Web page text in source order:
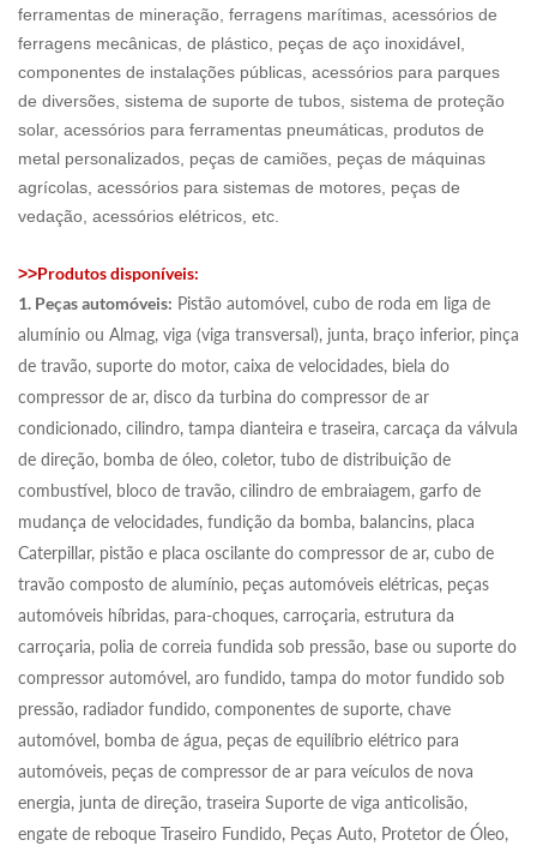
ferramentas de mineração, ferragens marítimas, acessórios de
ferragens mecânicas, de plástico, peças de aço inoxidável,
componentes de instalações públicas, acessórios para parques
de diversões, sistema de suporte de tubos, sistema de proteção
solar, acessórios para ferramentas pneumáticas, produtos de
metal personalizados, peças de camiões, peças de máquinas
agrícolas, acessórios para sistemas de motores, peças de
vedação, acessórios elétricos, etc.
>>Produtos disponíveis:
1. Peças automóveis: Pistão automóvel, cubo de roda em liga de
alumínio ou Almag, viga (viga transversal), junta, braço inferior, pinça
de travão, suporte do motor, caixa de velocidades, biela do
compressor de ar, disco da turbina do compressor de ar
condicionado, cilindro, tampa dianteira e traseira, carcaça da válvula
de direção, bomba de óleo, coletor, tubo de distribuição de
combustível, bloco de travão, cilindro de embraiagem, garfo de
mudança de velocidades, fundição da bomba, balancins, placa
Caterpillar, pistão e placa oscilante do compressor de ar, cubo de
travão composto de alumínio, peças automóveis elétricas, peças
automóveis híbridas, para-choques, carroçaria, estrutura da
carroçaria, polia de correia fundida sob pressão, base ou suporte do
compressor automóvel, aro fundido, tampa do motor fundido sob
pressão, radiador fundido, componentes de suporte, chave
automóvel, bomba de água, peças de equilíbrio elétrico para
automóveis, peças de compressor de ar para veículos de nova
energia, junta de direção, traseira Suporte de viga anticolisão,
engate de reboque Traseiro Fundido, Peças Auto, Protetor de Óleo,